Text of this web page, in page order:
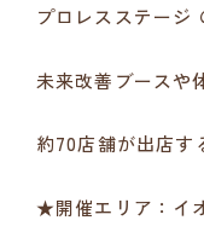
プロレスステージ
未来改善ブースや
約70店舗が出店
★開催エリア：イ